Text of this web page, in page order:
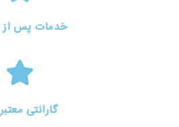
خدمات پس
گارانتی